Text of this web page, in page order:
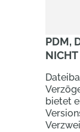
PDM,
NICHT
bietet